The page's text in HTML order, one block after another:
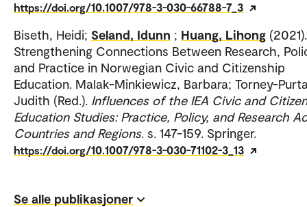
https://doi.org/10.1007/978-3-030-66788-7_3
Biseth, Heidi; Seland, Idunn ; Huang, Lihong (2021).
Strengthening Connections Between Research,
and Practice in Norwegian Civic and Citizenship
Education. Malak-Minkiewicz, Barbara; Torney-
Judith (Red.). Influences of the IEA Civic and
Education Studies: Practice, Policy, and Research
Countries and Regions. s. 147-159. Springer.
https://doi.org/10.1007/978-3-030-71102-3_13
Se alle publikasjoner